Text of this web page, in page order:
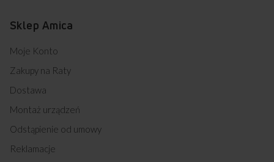
Sklep Amica
Moje Konto
Zakupy na Raty
Dostawa
Montaż urządzeń
Odstąpienie od umowy
Reklamacje